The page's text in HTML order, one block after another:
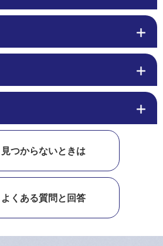
見つからないときは
よくある質問と回答